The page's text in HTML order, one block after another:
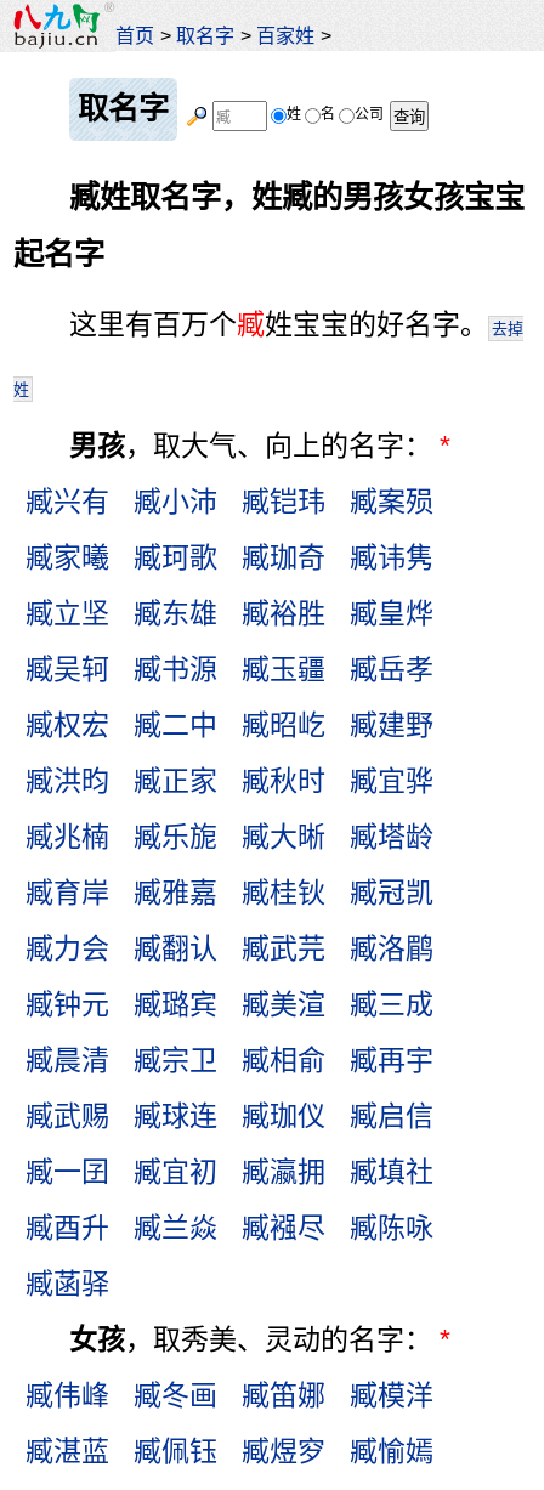
首页 >取名字 > 百家姓 >
取名字 姓 名 公司
臧姓取名字，姓臧的男孩女孩宝宝
起名字
这里有百万个臧姓宝宝的好名字。 去掉
姓
男孩，取大气、向上的名字：*
臧兴有
臧小沛 臧铠玮
臧案殒
臧家曦
臧珂歌 臧珈奇
臧讳隽
臧立坚
臧东雄 臧裕胜
臧皇烨
臧吴轲
臧书源 臧玉疆
臧岳孝
臧权宏
臧二中 臧昭屹
臧建野
臧洪昀
臧正家 臧秋时
臧宜骅
臧兆楠
臧乐旎 臧大晰
臧塔龄
臧育岸
臧雅嘉 臧桂钬
臧冠凯
臧力会
臧翻认 臧武芫
臧洛鹛
臧钟元
臧璐宾 臧美渲
臧三成
臧晨清
臧宗卫 臧相俞
臧再宇
臧武赐
臧球连 臧珈仪
臧启信
臧一囝
臧宜初 臧瀛拥
臧填社
臧酉升
臧兰焱 臧襁尽
臧陈咏
臧菡驿
女孩，取秀美、灵动的名字：*
臧伟峰
臧冬画 臧笛娜
臧模洋
臧湛蓝
臧佩钰 臧煜穸
臧愉嫣